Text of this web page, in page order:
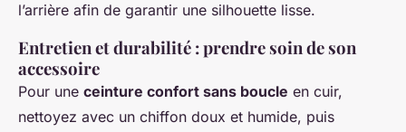
l’arrière afin de garantir une silhouette lisse.
Entretien et durabilité : prendre soin de son
accessoire
Pour une ceinture confort sans boucle en cuir,
nettoyez avec un chiffon doux et humide, puis